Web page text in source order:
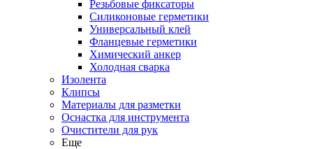
Резьбовые фиксаторы
Силиконовые герметики
Универсальный клей
Фланцевые герметики
Химический анкер
Холодная сварка
Изолента
Клипсы
Материалы для разметки
Оснастка для инструмента
Очистители для рук
Еще